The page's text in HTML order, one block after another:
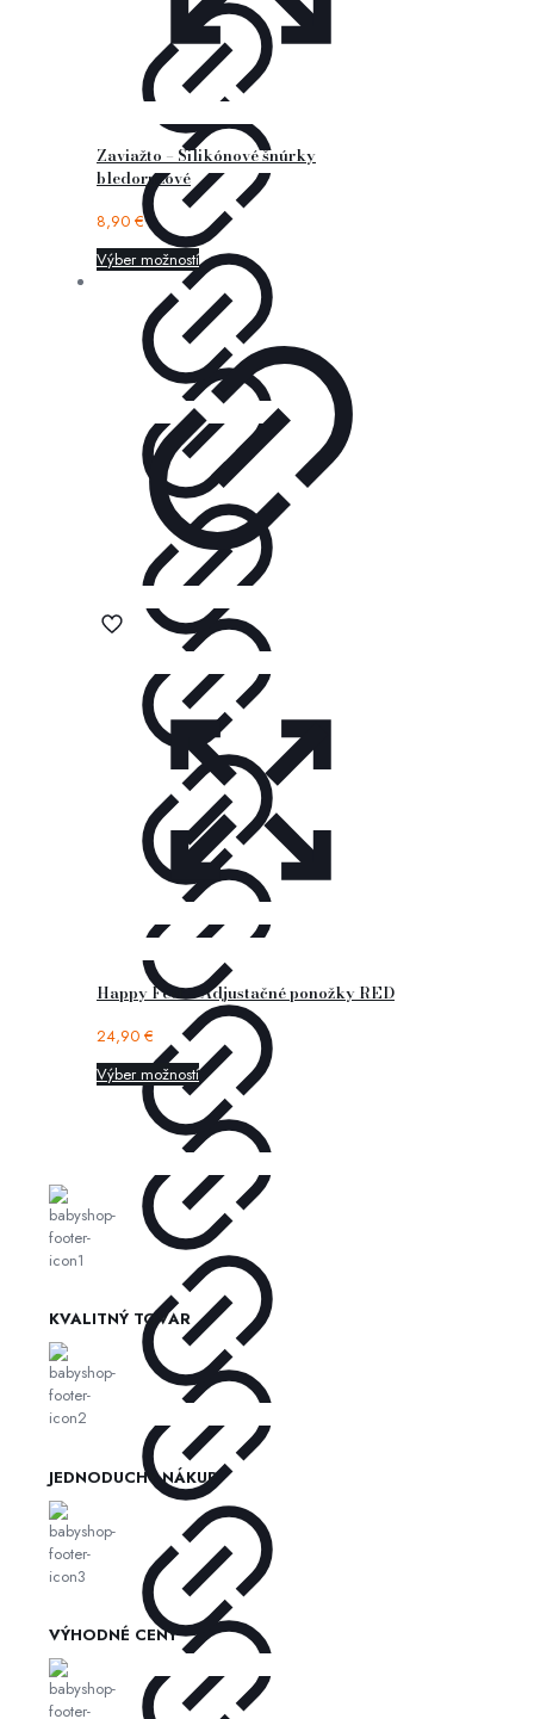
Zaviažto – Silikónové šnúrky
bledoružové
8,90 €
Výber možností
Happy Feet – Adjustačné ponožky RED
24,90 €
Výber možností
KVALITNÝ TOVAR
JEDNODUCHÝ NÁKUP
VÝHODNÉ CENY